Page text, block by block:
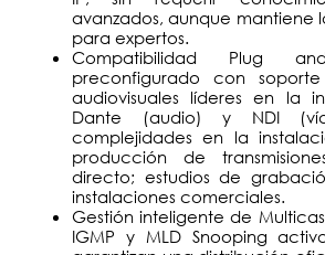
avanzados, aunque mantiene
para expertos.
Compatibilidad Plug
preconfigurado con
audiovisuales líderes en la
Dante (audio) y NDI
complejidades en la
producción de
directo; estudios de
instalaciones comerciales.
Gestión inteligente de
IGMP y MLD Snooping